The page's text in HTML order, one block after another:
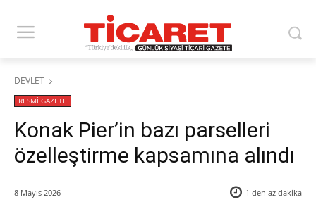
DEVLET
RESMİ GAZETE
Konak Pier’in bazı parselleri
özelleştirme kapsamına alındı
8 Mayıs 2026 1 den az dakika